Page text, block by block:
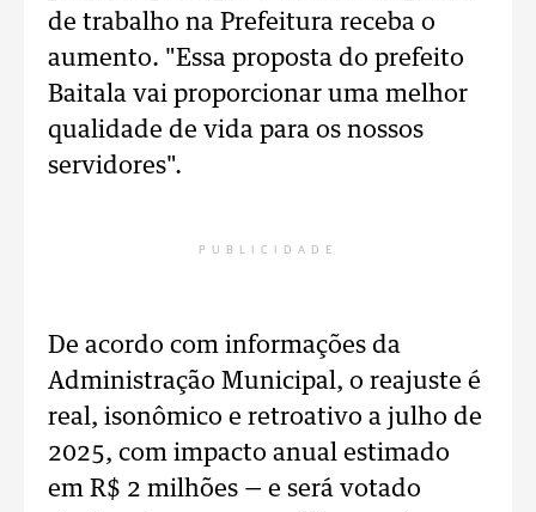
de trabalho na Prefeitura receba o
aumento. "Essa proposta do prefeito
Baitala vai proporcionar uma melhor
qualidade de vida para os nossos
servidores".
PUBLICIDADE
De acordo com informações da
Administração Municipal, o reajuste é
real, isonômico e retroativo a julho de
2025, com impacto anual estimado
em R$ 2 milhões — e será votado